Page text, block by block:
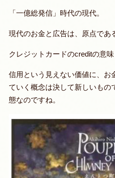
「一億総発信」時代の現代。
現代のお金と広告は、原点であ
クレジットカードのcreditの意味
信用という見えない価値に、お
ていく概念は決して新しいもの
態なのですね。